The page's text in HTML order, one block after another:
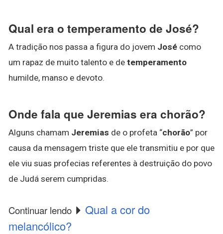
Qual era o temperamento de José?
A tradição nos passa a figura do jovem José como
um rapaz de muito talento e de temperamento
humilde, manso e devoto.
Onde fala que Jeremias era chorão?
Alguns chamam Jeremias de o profeta “chorão” por
causa da mensagem triste que ele transmitiu e por que
ele viu suas profecias referentes à destruição do povo
de Judá serem cumpridas.
Continuar lendo
Qual a cor do
melancólico?